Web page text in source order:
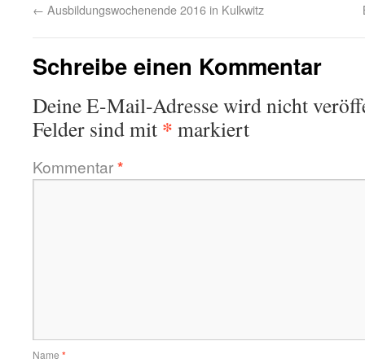
← Ausbildungswochenende 2016 in Kulkwitz
Schreibe einen Kommentar
Deine E-Mail-Adresse wird nicht
Felder sind mit * markiert
Kommentar*
Name *